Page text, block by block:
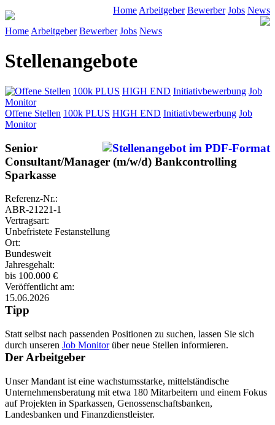
Home Arbeitgeber Bewerber Jobs News
Home Arbeitgeber Bewerber Jobs News
Stellenangebote
Offene Stellen 100k PLUS HIGH END Initiativbewerbung Job
Monitor
Offene Stellen 100k PLUS HIGH END Initiativbewerbung Job
Monitor
Senior
Consultant/Manager (m/w/d) Bankcontrolling
Sparkasse
Referenz-Nr.:
ABR-21221-1
Vertragsart:
Unbefristete Festanstellung
Ort:
Bundesweit
Jahresgehalt:
bis 100.000 €
Veröffentlicht am:
15.06.2026
Tipp
Statt selbst nach passenden Positionen zu suchen, lassen Sie sich
durch unseren Job Monitorüber neue Stellen informieren.
Der Arbeitgeber
Unser Mandant ist eine wachstumsstarke, mittelständische
Unternehmensberatung mit etwa 180 Mitarbeitern und einem Fokus
auf Projekten in Sparkassen, Genossenschaftsbanken,
Landesbanken und Finanzdienstleister.